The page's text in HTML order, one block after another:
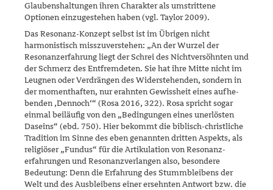
Glaubenshaltungen ihren Charakter als umstrittene
Optionen einzugestehen haben (vgl. Taylor 2009).
Das Resonanz-Konzept selbst ist im Übrigen nicht
harmonistisch miss­zuverstehen: „An der Wurzel der
Resonanzerfahrung liegt der Schrei des Nichtversöhnten und
der Schmerz des Entfremdeten. Sie hat ihre Mitte nicht im
Leugnen oder Verdrängen des Widerstehenden, sondern in
der momenthaften, nur erahnten Gewissheit eines aufhe­
benden ‚Den­noch‘“ (Rosa 2016, 322). Rosa spricht sogar
einmal beiläufig von den „Bedingungen eines unerlösten
Daseins“ (ebd. 750). Hier be­kommt die biblisch-christliche
Tradition im Sinne des eben genann­ten dritten Aspekts, als
religiöser „Fundus“ für die Artikulation von Reso­nanz­
erfahrungen und Resonanzverlangen also, besondere
Bedeutung: Denn die Erfahrung des Stummbleibens der
Welt und des Aus­bleibens einer ersehnten Antwort bzw. die